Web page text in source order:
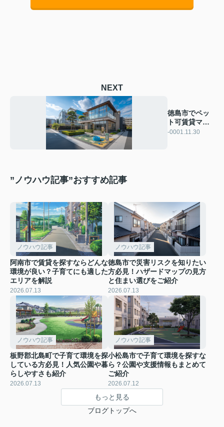
NEXT
徳島市でペッ
ト可賃貸マン
ションが見つ
-0001.11.30
”ノウハウ記事”おすすめ記事
ノウハウ記事
阿南市で賃貸を探すならどんな
環境が良い？子育てにも適した
エリアを解説
2026.07.13
ノウハウ記事
徳島市で災害リスクを知りたい
方必見！ハザードマップの見方
と住まい選びをご紹介
2026.07.13
ノウハウ記事
板野郡北島町で子育て環境を探
している方必見！人気公園や暮
らしやすさも紹介
2026.07.13
ノウハウ記事
小松島市で子育て環境を探すな
ら？公園や支援情報もまとめて
ご紹介
2026.07.12
もっと見る
ブログトップへ